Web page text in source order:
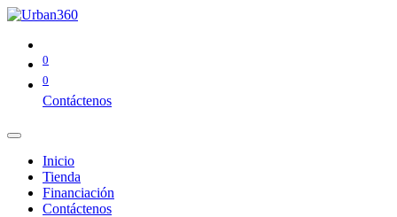
0
0
Contáctenos
Inicio
Tienda
Financiación
Contáctenos